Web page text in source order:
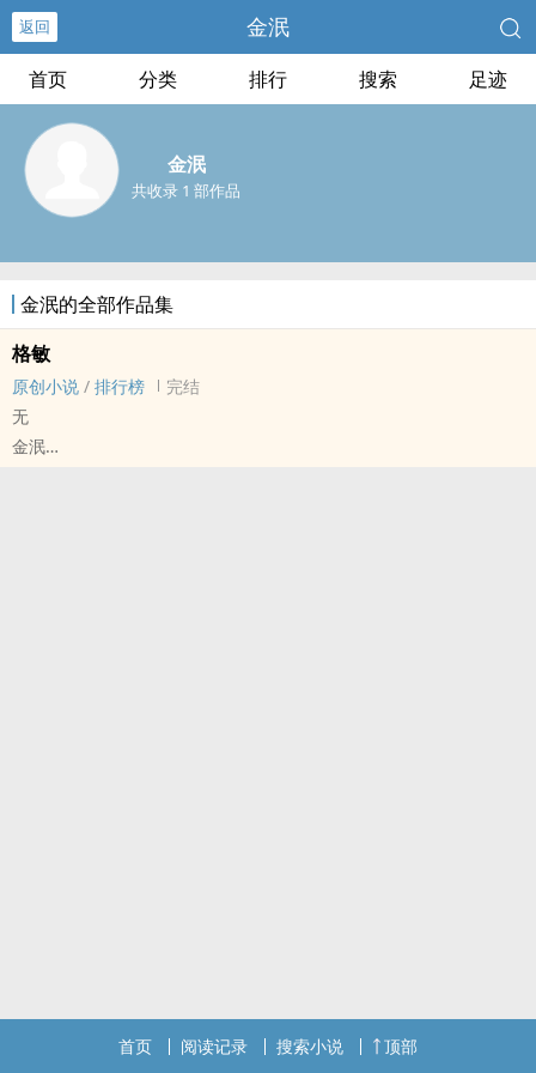
返回 金泯
首页 分类 排行 搜索 足迹
金泯
共收录 1 部作品
金泯的全部作品集
格敏
原创小说 / 排行榜
完结
无
金泯
首页 阅读记录 搜索小说 顶部